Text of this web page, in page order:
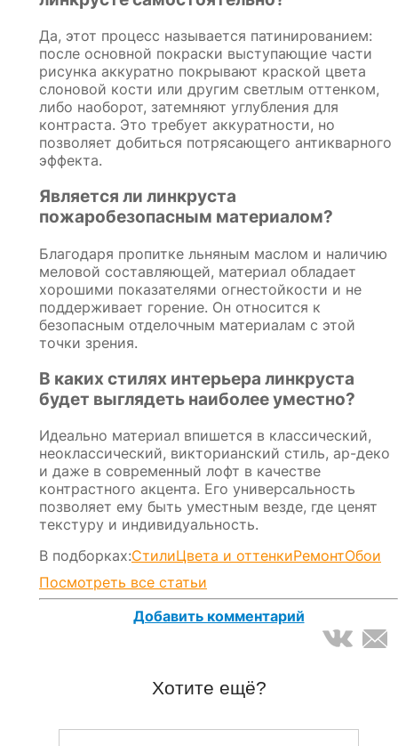
Да, этот процесс называется патинированием:
после основной покраски выступающие части
рисунка аккуратно покрывают краской цвета
слоновой кости или другим светлым оттенком,
либо наоборот, затемняют углубления для
контраста. Это требует аккуратности, но
позволяет добиться потрясающего антикварного
эффекта.
Является ли линкруста
пожаробезопасным материалом?
Благодаря пропитке льняным маслом и наличию
меловой составляющей, материал обладает
хорошими показателями огнестойкости и не
поддерживает горение. Он относится к
безопасным отделочным материалам с этой
точки зрения.
В каких стилях интерьера линкруста
будет выглядеть наиболее уместно?
Идеально материал впишется в классический,
неоклассический, викторианский стиль, ар-деко
и даже в современный лофт в качестве
контрастного акцента. Его универсальность
позволяет ему быть уместным везде, где ценят
текстуру и индивидуальность.
В подборках:СтилиЦвета и оттенкиРемонтОбои
Посмотреть все статьи
Добавить комментарий
Хотите ещё?